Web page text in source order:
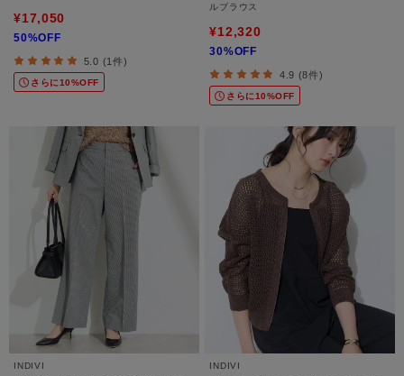
¥17,050
50%OFF
5.0 (1件)
さらに10%OFF
ルブラウス
¥12,320
30%OFF
4.9 (8件)
さらに10%OFF
INDIVI
INDIVI